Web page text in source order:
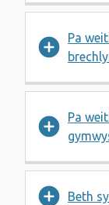
Pa
Pa
Beth